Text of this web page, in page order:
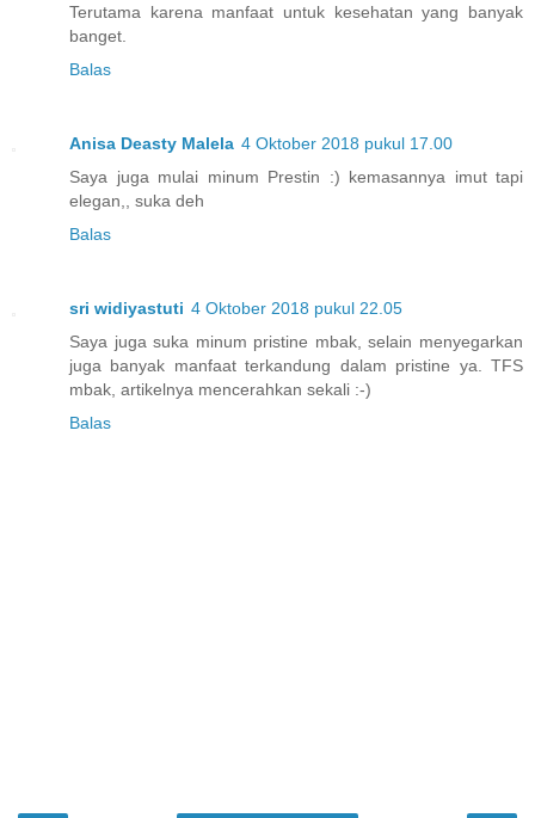
Terutama karena manfaat untuk kesehatan yang banyak
banget.
Balas
Anisa Deasty Malela 4 Oktober 2018 pukul 17.00
Saya juga mulai minum Prestin :) kemasannya imut tapi
elegan,, suka deh
Balas
sri widiyastuti 4 Oktober 2018 pukul 22.05
Saya juga suka minum pristine mbak, selain menyegarkan
juga banyak manfaat terkandung dalam pristine ya. TFS
mbak, artikelnya mencerahkan sekali :-)
Balas